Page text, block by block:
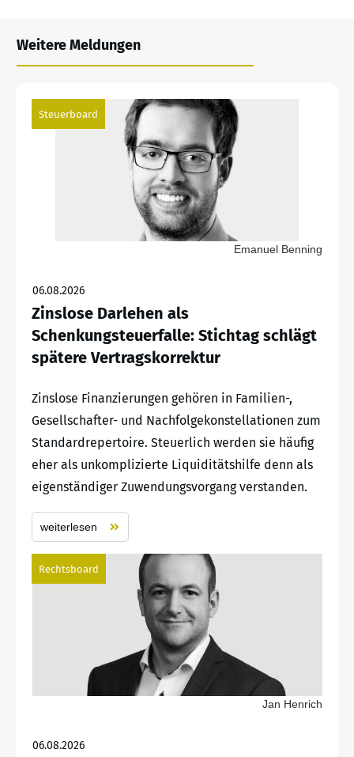
Weitere Meldungen
Steuerboard
Emanuel Benning
06.08.2026
Zinslose Darlehen als
Schenkungsteuerfalle: Stichtag schlägt
spätere Vertragskorrektur
Zinslose Finanzierungen gehören in Familien-,
Gesellschafter- und Nachfolgekonstellationen zum
Standardrepertoire. Steuerlich werden sie häufig
eher als unkomplizierte Liquiditätshilfe denn als
eigenständiger Zuwendungsvorgang verstanden.
weiterlesen
Rechtsboard
Jan Henrich
06.08.2026